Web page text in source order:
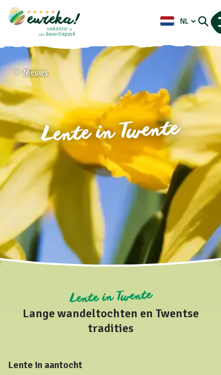
Lente in Twente
Nieuws
Lente in Twente
Lange wandeltochten en Twentse
tradities
Lente in aantocht